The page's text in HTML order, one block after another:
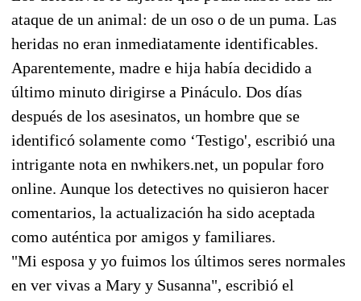
ataque de un animal: de un oso o de un puma. Las
heridas no eran inmediatamente identificables.
Aparentemente, madre e hija había decidido a
último minuto dirigirse a Pináculo. Dos días
después de los asesinatos, un hombre que se
identificó solamente como ‘Testigo', escribió una
intrigante nota en nwhikers.net, un popular foro
online. Aunque los detectives no quisieron hacer
comentarios, la actualización ha sido aceptada
como auténtica por amigos y familiares.
"Mi esposa y yo fuimos los últimos seres normales
en ver vivas a Mary y Susanna", escribió el